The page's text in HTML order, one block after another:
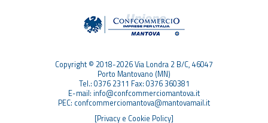
Copyright © 2018-2026 Via Londra 2 B/C, 46047
Porto Mantovano (MN)
Tel.: 0376 2311 Fax: 0376 360381
E-mail: info@confcommerciomantova.it
PEC: confcommerciomantova@mantovamail.it
[Privacy e Cookie Policy]